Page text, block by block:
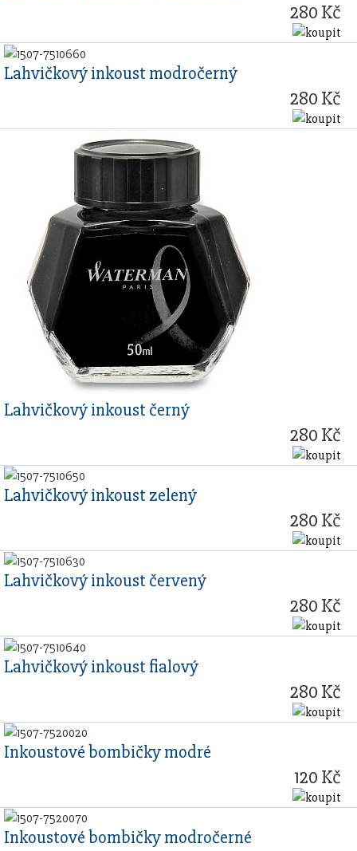
280 Kč
Lahvičkový inkoust modročerný
280 Kč
Lahvičkový inkoust černý
280 Kč
Lahvičkový inkoust zelený
280 Kč
Lahvičkový inkoust červený
280 Kč
Lahvičkový inkoust fialový
280 Kč
Inkoustové bombičky modré
120 Kč
Inkoustové bombičky modročerné